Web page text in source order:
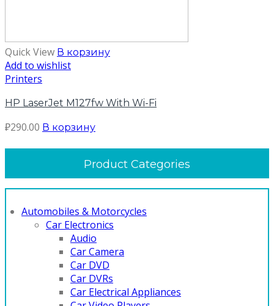
Quick View В корзину
Add to wishlist
Printers
HP LaserJet M127fw With Wi-Fi
₽290.00 В корзину
Product Categories
Automobiles & Motorcycles
Car Electronics
Audio
Car Camera
Car DVD
Car DVRs
Car Electrical Appliances